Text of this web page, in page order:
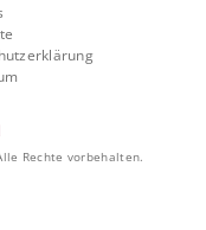
Rechte vorbehalten.